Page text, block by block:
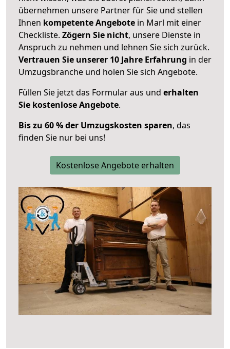
übernehmen unsere Partner für Sie und stellen
Ihnen kompetente Angebote in Marl mit einer
Checkliste. Zögern Sie nicht, unsere Dienste in
Anspruch zu nehmen und lehnen Sie sich zurück.
Vertrauen Sie unserer 10 Jahre Erfahrung in der
Umzugsbranche und holen Sie sich Angebote.
Füllen Sie jetzt das Formular aus und erhalten
Sie kostenlose Angebote.
Bis zu 60 % der Umzugskosten sparen, das
finden Sie nur bei uns!
Kostenlose Angebote erhalten